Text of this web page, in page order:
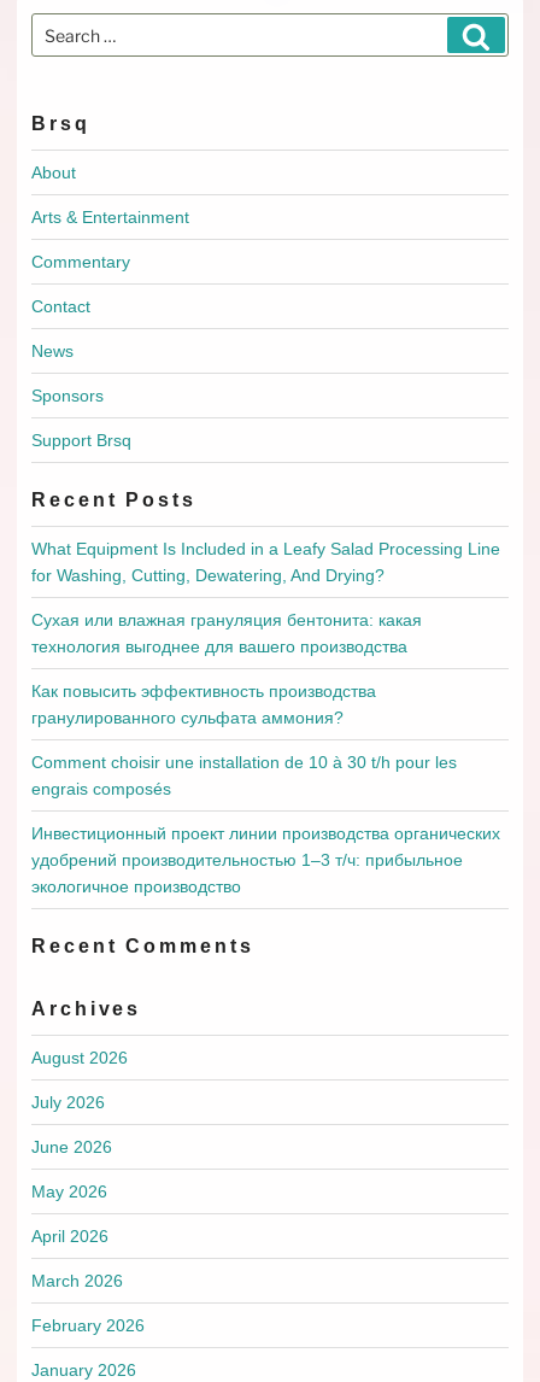
Search
for:
Brsq
About
Arts & Entertainment
Commentary
Contact
News
Sponsors
Support Brsq
Recent Posts
What Equipment Is Included in a Leafy Salad Processing Line
for Washing, Cutting, Dewatering, And Drying?
Сухая или влажная грануляция бентонита: какая
технология выгоднее для вашего производства
Как повысить эффективность производства
гранулированного сульфата аммония?
Comment choisir une installation de 10 à 30 t/h pour les
engrais composés
Инвестиционный проект линии производства органических
удобрений производительностью 1–3 т/ч: прибыльное
экологичное производство
Recent Comments
Archives
August 2026
July 2026
June 2026
May 2026
April 2026
March 2026
February 2026
January 2026